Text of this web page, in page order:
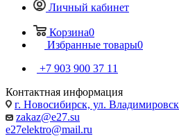
Личный кабинет
Корзина0
Избранные товары0
+7 903 900 37 11
Контактная информация
г. Новосибирск, ул.
zakaz@e27.su
e27elektro@mail.ru